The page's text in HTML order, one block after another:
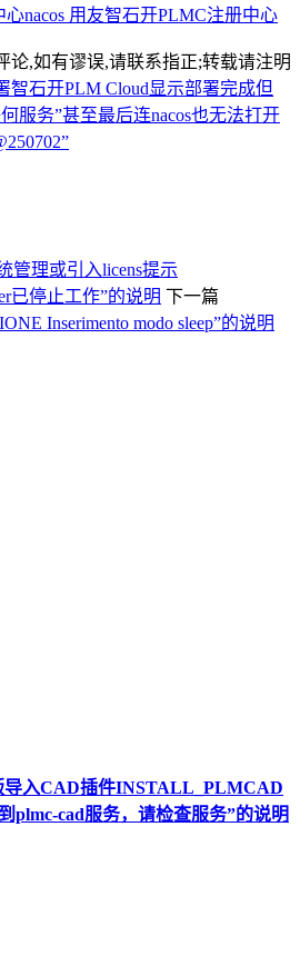
nacos 用友智石开PLMC注册中心
论,如有谬误,请联系指正;转载请注明
智石开PLM Cloud显示部署完成但
服务”甚至最后连nacos也无法打开
管理或引入licens提示
已停止工作”的说明 下一篇
Inserimento modo sleep”‌的说明
导入CAD插件INSTALL_PLMCAD
plmc-cad服务，请检查服务”的说明